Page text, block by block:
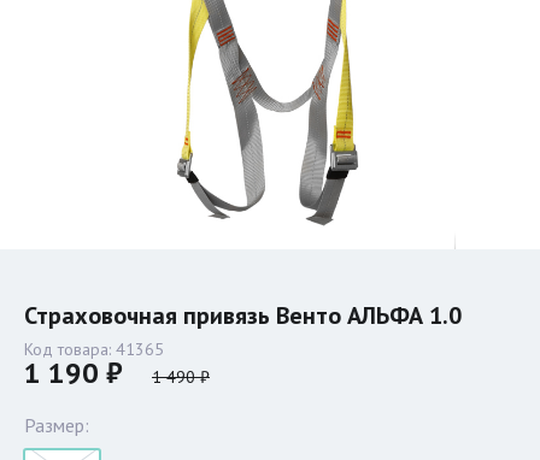
Страховочная привязь Венто АЛЬФА 1.0
Код товара: 41365
1 190 ₽ 1 490 ₽
Размер: